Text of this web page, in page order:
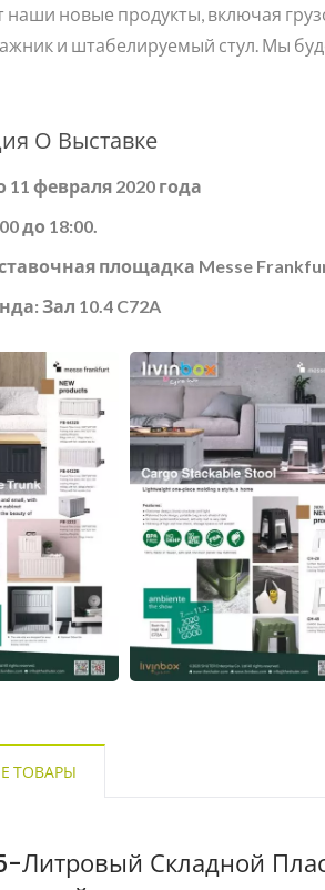
наши новые продукты, включая
и штабелируемый стул. Мы
О Выставке
11 февраля 2020 года
до 18:00.
площадка Messe
Зал 10.4 C72A
ТОВАРЫ
Литровый Складной
Storage-Bin